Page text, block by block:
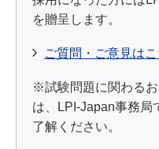
を贈呈します。
ご質問・ご意見はこ
※試験問題に関わる
は、LPI-Japan事務局
了解ください。